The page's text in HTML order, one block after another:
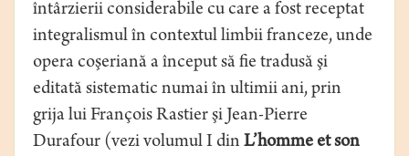
întârzierii considerabile cu care a fost receptat
integralismul în contextul limbii franceze, unde
opera coşeriană a început să fie tradusă şi
editată sistematic numai în ultimii ani, prin
grija lui François Rastier şi Jean-Pierre
Durafour (vezi volumul I din L’homme et son